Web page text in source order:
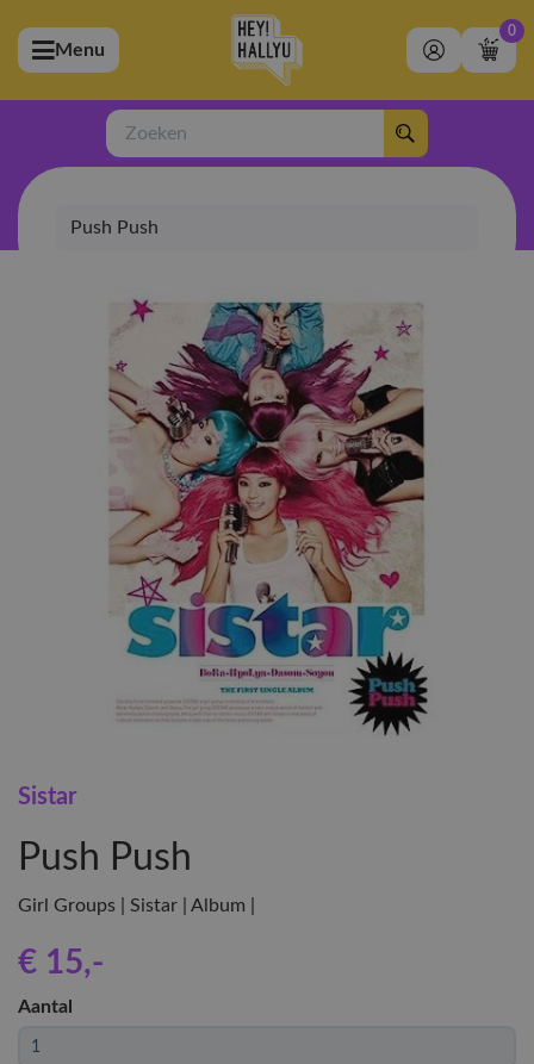
(Artiesten)
(Merchandise)
(Exclusive)
(Winkel)
Menu
0
Zoeken
Push Push
Sistar
Push Push
Girl Groups | Sistar | Album |
€ 15,-
Aantal